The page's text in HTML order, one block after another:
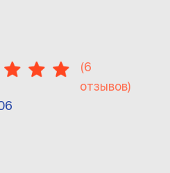
(6
отзывов)